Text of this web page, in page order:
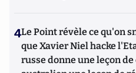
4Le Point révèle ce qu'on
que Xavier Niel hacke
russe donne une leçon